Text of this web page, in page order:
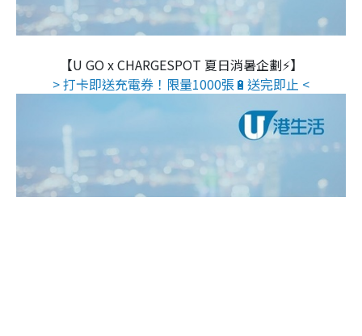
【U GO x CHARGESPOT 夏日消暑企劃⚡】
> 打卡即送充電券！限量1000張🔋送完即止 <